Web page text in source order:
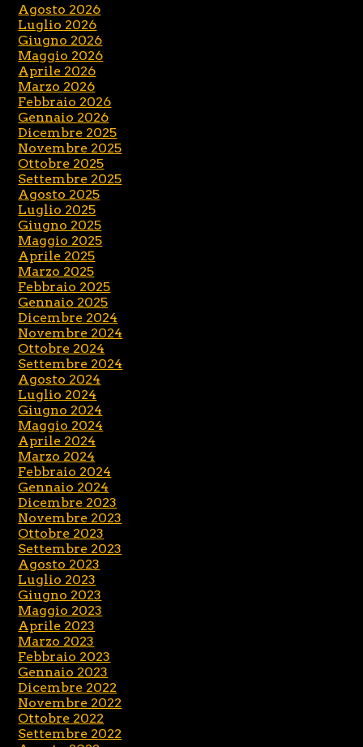
Agosto 2026
Luglio 2026
Giugno 2026
Maggio 2026
Aprile 2026
Marzo 2026
Febbraio 2026
Gennaio 2026
Dicembre 2025
Novembre 2025
Ottobre 2025
Settembre 2025
Agosto 2025
Luglio 2025
Giugno 2025
Maggio 2025
Aprile 2025
Marzo 2025
Febbraio 2025
Gennaio 2025
Dicembre 2024
Novembre 2024
Ottobre 2024
Settembre 2024
Agosto 2024
Luglio 2024
Giugno 2024
Maggio 2024
Aprile 2024
Marzo 2024
Febbraio 2024
Gennaio 2024
Dicembre 2023
Novembre 2023
Ottobre 2023
Settembre 2023
Agosto 2023
Luglio 2023
Giugno 2023
Maggio 2023
Aprile 2023
Marzo 2023
Febbraio 2023
Gennaio 2023
Dicembre 2022
Novembre 2022
Ottobre 2022
Settembre 2022